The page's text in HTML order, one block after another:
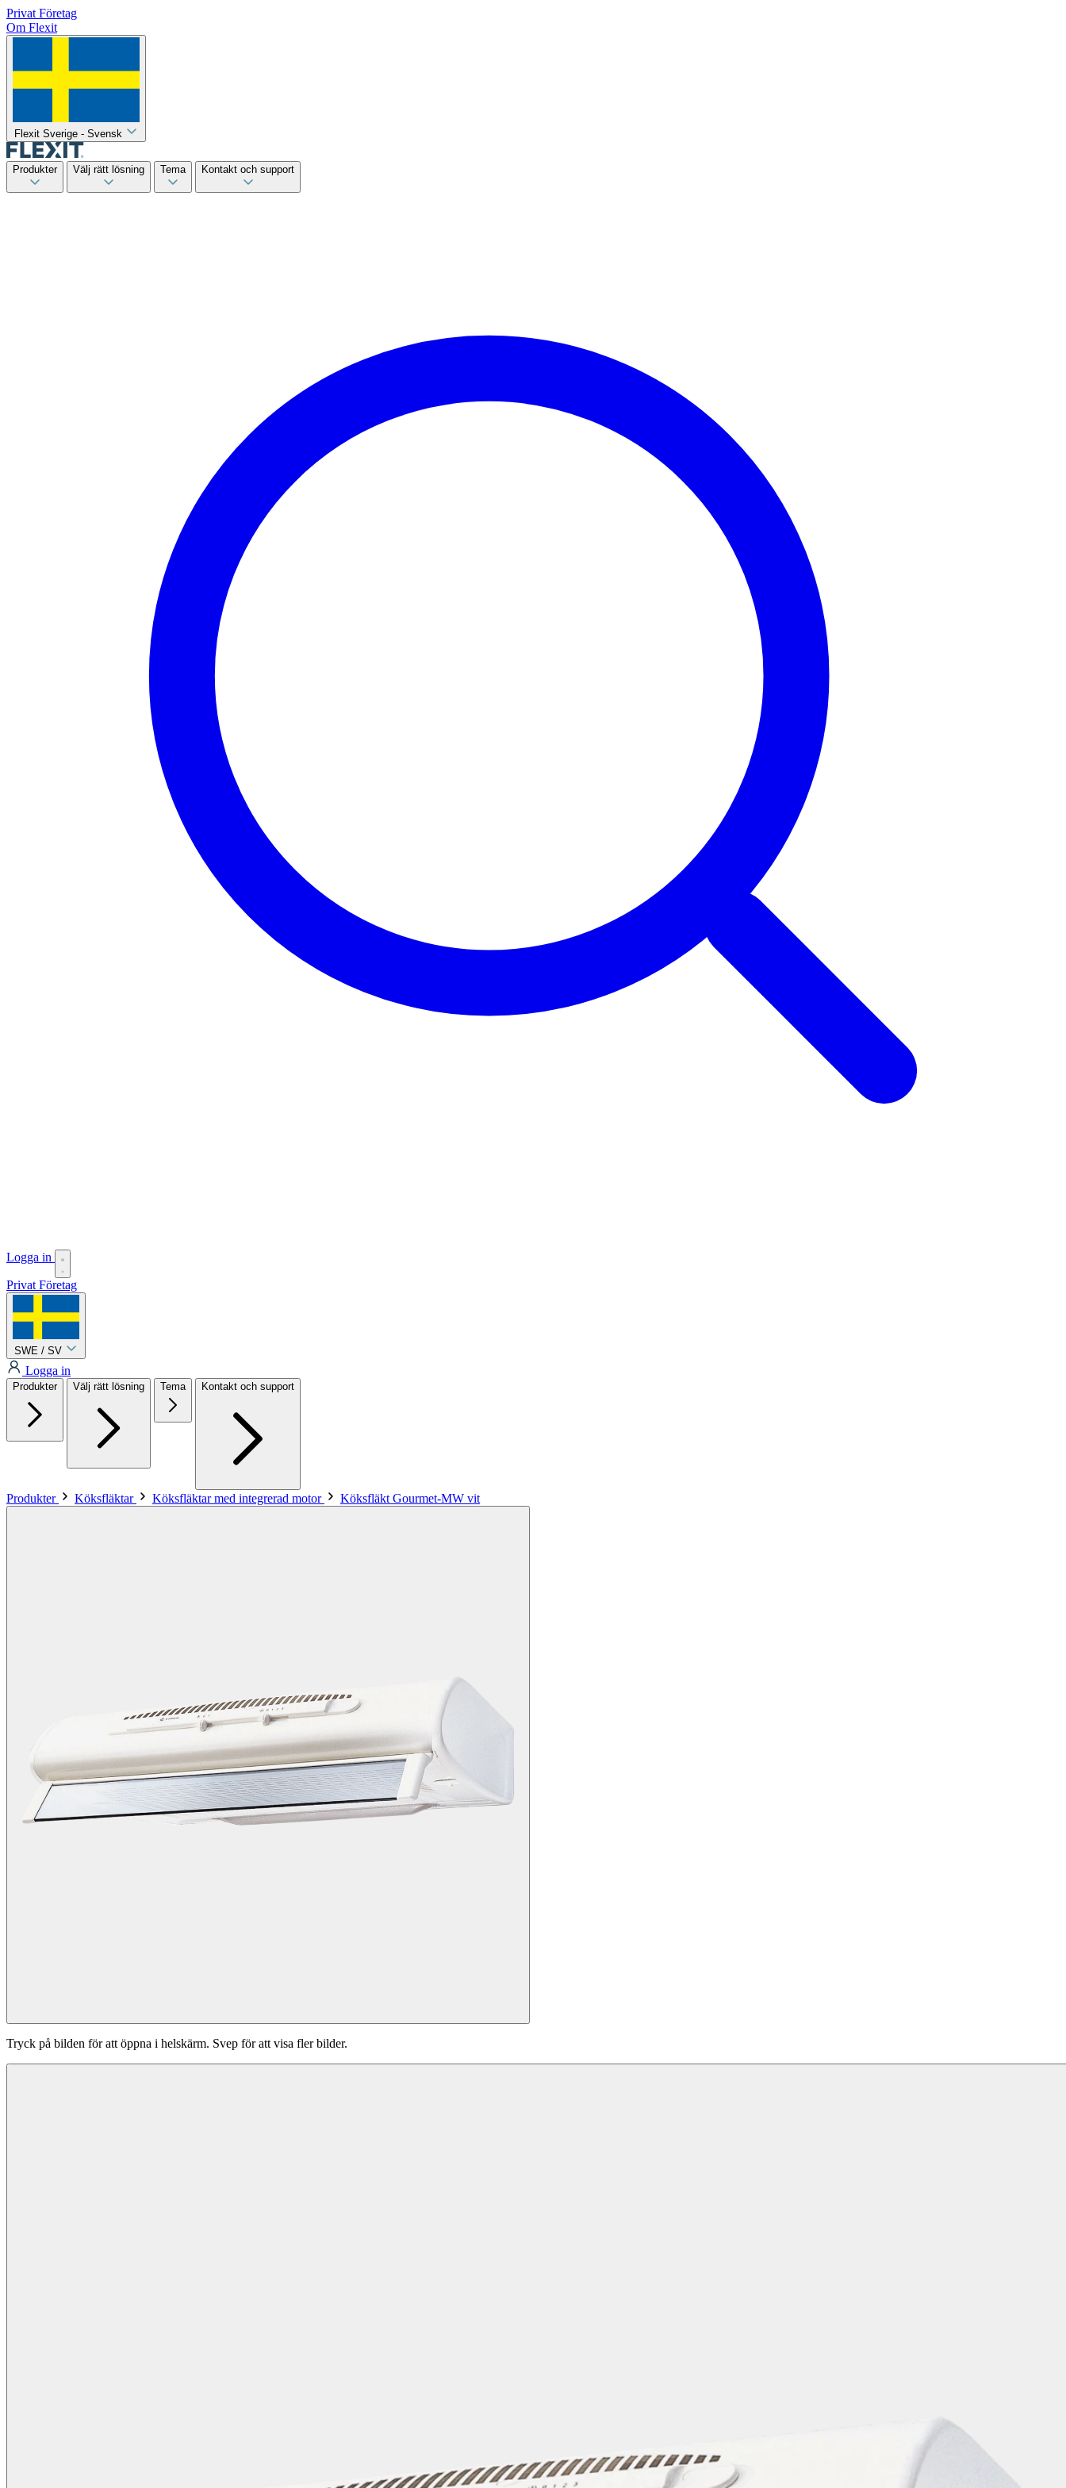
Privat Företag
Om Flexit
Flexit Sverige - Svensk
Produkter Välj rätt lösning Tema Kontakt och support
Logga in
Privat Företag
SWE / SV
Logga in
Produkter Välj rätt lösning Tema Kontakt och support
Produkter Köksfläktar Köksfläktar med integrerad motor Köksfläkt Gourmet-MW vit
Tryck på bilden för att öppna i helskärm. Svep för att visa fler bilder.